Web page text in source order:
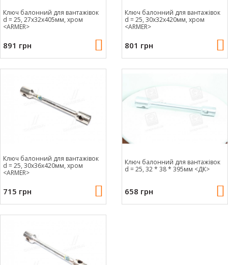
Ключ балонний для вантажівок
d = 25, 27x32x405мм, хром
<ARMER>
891 грн
Ключ балонний для вантажівок
d = 25, 30x32x420мм, хром
<ARMER>
801 грн
Ключ балонний для вантажівок
d = 25, 30x36x420мм, хром
<ARMER>
715 грн
Ключ балонний для вантажівок
d = 25, 32 * 38 * 395мм <ДК>
658 грн